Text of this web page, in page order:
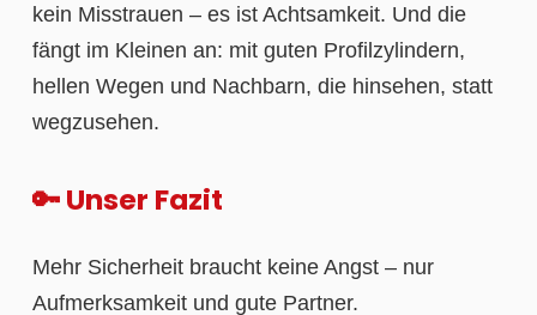
kein Misstrauen – es ist Achtsamkeit. Und die
fängt im Kleinen an: mit guten Profilzylindern,
hellen Wegen und Nachbarn, die hinsehen, statt
wegzusehen.
🔑 Unser Fazit
Mehr Sicherheit braucht keine Angst – nur
Aufmerksamkeit und gute Partner.